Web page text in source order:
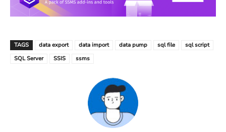
TAGS data export data import data pump sql file
sql script
SQL Server
SSIS ssms